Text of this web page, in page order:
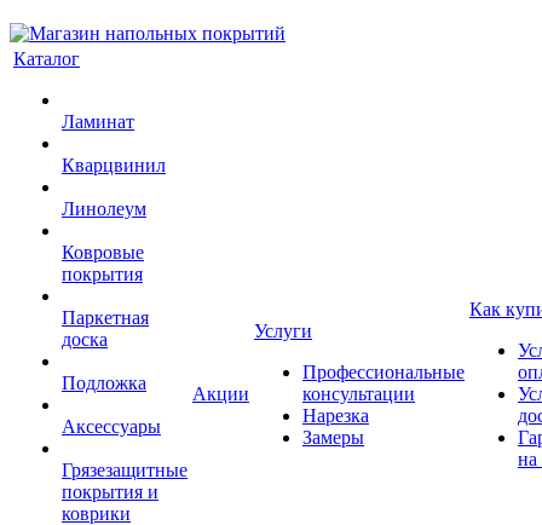
Каталог
Ламинат
Кварцвинил
Линолеум
Ковровые
покрытия
Паркетная
доска
Подложка
Аксессуары
Грязезащитные
покрытия и
коврики
Акции
Услуги
Профессиональные
консультации
Нарезка
Замеры
Как
на